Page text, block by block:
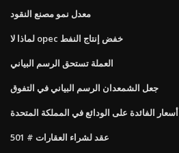
معدل نمو مصنع النقود
لماذا لا opec خفض إنتاج النفط
العملة تستحق الرسم البياني
جعل الشمعدان الرسم البياني في التفوق
أسعار الفائدة على الودائع في المملكة المتحدة
عقد لشراء العقارات # 501